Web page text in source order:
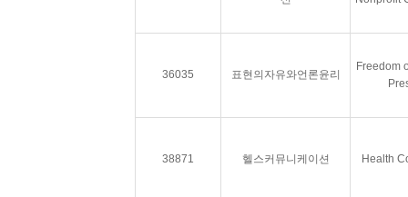
36035 표현의자유와언론윤리
Freedom
38871 헬스커뮤니케이션 Health